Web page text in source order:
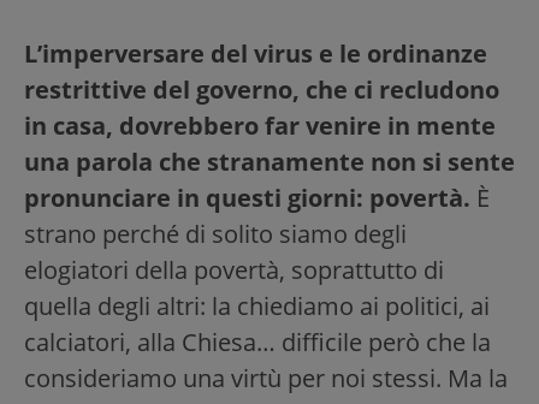
L’imperversare del virus e le ordinanze
restrittive del governo, che ci recludono
in casa, dovrebbero far venire in mente
una parola che stranamente non si sente
pronunciare in questi giorni: povertà. È
strano perché di solito siamo degli
elogiatori della povertà, soprattutto di
quella degli altri: la chiediamo ai politici, ai
calciatori, alla Chiesa… difficile però che la
consideriamo una virtù per noi stessi. Ma la